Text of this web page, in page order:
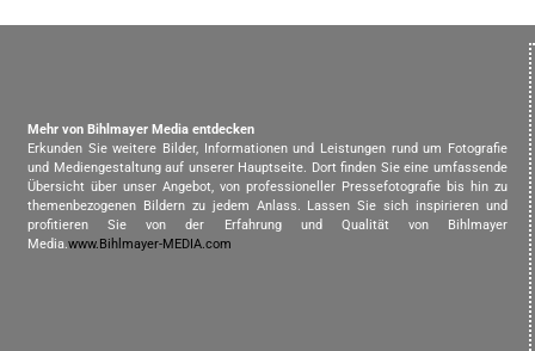
Mehr von Bihlmayer Media entdecken
Erkunden Sie weitere Bilder, Informationen und Leistungen rund um Fotografie
und Mediengestaltung auf unserer Hauptseite. Dort finden Sie eine umfassende
Übersicht über unser Angebot, von professioneller Pressefotografie bis hin zu
themenbezogenen Bildern zu jedem Anlass. Lassen Sie sich inspirieren und
profitieren Sie von der Erfahrung und Qualität von Bihlmayer
Media.www.Bihlmayer-MEDIA.com